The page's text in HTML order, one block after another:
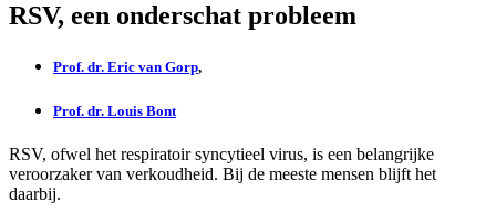
RSV, een onderschat probleem
Prof. dr. Eric van Gorp,
Prof. dr. Louis Bont
RSV, ofwel het respiratoir syncytieel virus, is een belangrijke
veroorzaker van verkoudheid. Bij de meeste mensen blijft het
daarbij.